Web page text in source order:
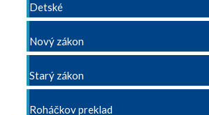
Detské
Nový zákon
Starý zákon
Roháčkov preklad